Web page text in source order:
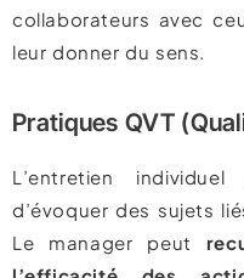
collaborateurs avec
leur donner du sens.
Pratiques QVT
L’entretien
d’évoquer des sujets
Le manager peut